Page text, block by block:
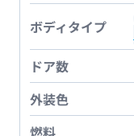
ボディタイプ
ドア数
外装色